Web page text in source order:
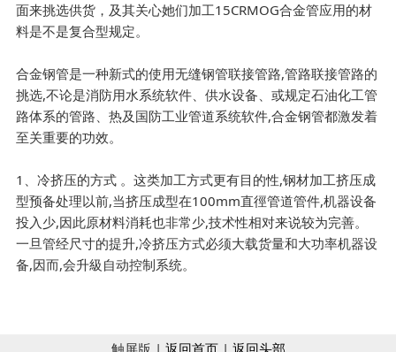
面来挑选供货，及其关心她们加工15CRMOG合金管应用的材
料是不是复合型规定。
合金钢管是一种新式的使用无缝钢管联接管路,管路联接管路的
挑选,不论是消防用水系统软件、供水设备、或规定石油化工管
路体系的管路、热及国防工业管道系统软件,合金钢管都激发着
至关重要的功效。
1、冷挤压的方式 。这类加工方式更有目的性,钢材加工挤压成
型预备处理以前,当挤压成型在100mm直徑管道管件,机器设备
投入少,因此原材料消耗也非常少,技术性相对来说较为完善。
一旦管经尺寸的提升,冷挤压方式必须大载货量和大功率机器设
备,因而,会升級自动控制系统。
触屏版 | 返回首页| 返回头部